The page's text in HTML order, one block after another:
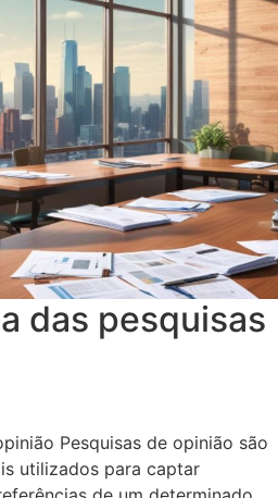
das pesquisas
Pesquisas de opinião são
utilizados para captar